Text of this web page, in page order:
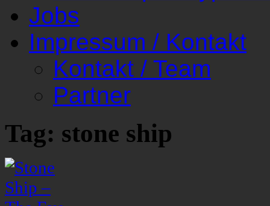
Jobs
Impressum / Kontakt
Kontakt / Team
Partner
Tag: stone ship